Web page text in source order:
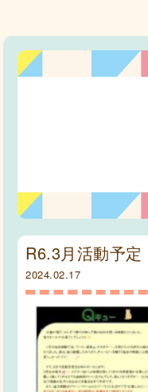
R6.3月活動予定
2024.02.17